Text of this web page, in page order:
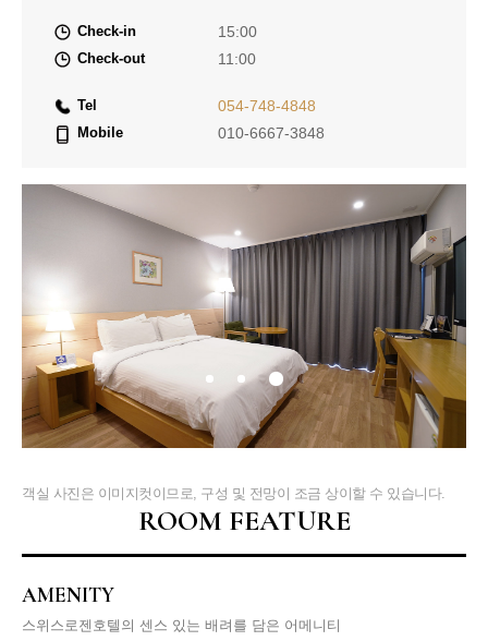
Check-in 15:00
Check-out 11:00
Tel 054-748-4848
Mobile 010-6667-3848
객실 사진은 이미지컷이므로, 구성 및 전망이 조금 상이할 수 있습니다.
ROOM FEATURE
AMENITY
스위스로젠호텔의 센스 있는 배려를 담은 어메니티